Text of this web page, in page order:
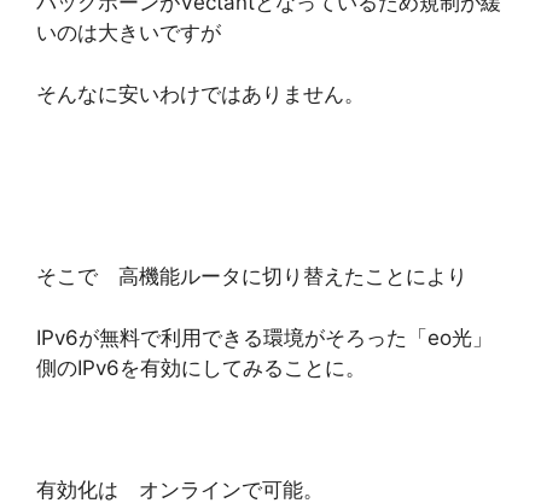
いのは大きいですが
そんなに安いわけではありません。
そこで 高機能ルータに切り替えたことにより
IPv6が無料で利用できる環境がそろった「eo光」
側のIPv6を有効にしてみることに。
有効化は オンラインで可能。